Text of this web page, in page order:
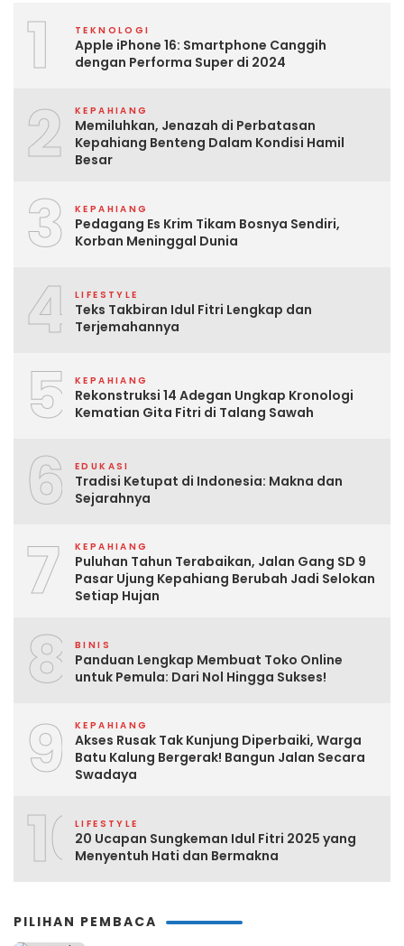
1 TEKNOLOGI
Apple iPhone 16: Smartphone Canggih
dengan Performa Super di 2024
2 KEPAHIANG
Memiluhkan, Jenazah di Perbatasan
Kepahiang Benteng Dalam Kondisi Hamil
Besar
3 KEPAHIANG
Pedagang Es Krim Tikam Bosnya Sendiri,
Korban Meninggal Dunia
4 LIFESTYLE
Teks Takbiran Idul Fitri Lengkap dan
Terjemahannya
5 KEPAHIANG
Rekonstruksi 14 Adegan Ungkap Kronologi
Kematian Gita Fitri di Talang Sawah
6 EDUKASI
Tradisi Ketupat di Indonesia: Makna dan
Sejarahnya
7 KEPAHIANG
Puluhan Tahun Terabaikan, Jalan Gang SD 9
Pasar Ujung Kepahiang Berubah Jadi Selokan
Setiap Hujan
8 BINIS
Panduan Lengkap Membuat Toko Online
untuk Pemula: Dari Nol Hingga Sukses!
9 KEPAHIANG
Akses Rusak Tak Kunjung Diperbaiki, Warga
Batu Kalung Bergerak! Bangun Jalan Secara
Swadaya
10LIFESTYLE
20 Ucapan Sungkeman Idul Fitri 2025 yang
Menyentuh Hati dan Bermakna
PILIHAN PEMBACA